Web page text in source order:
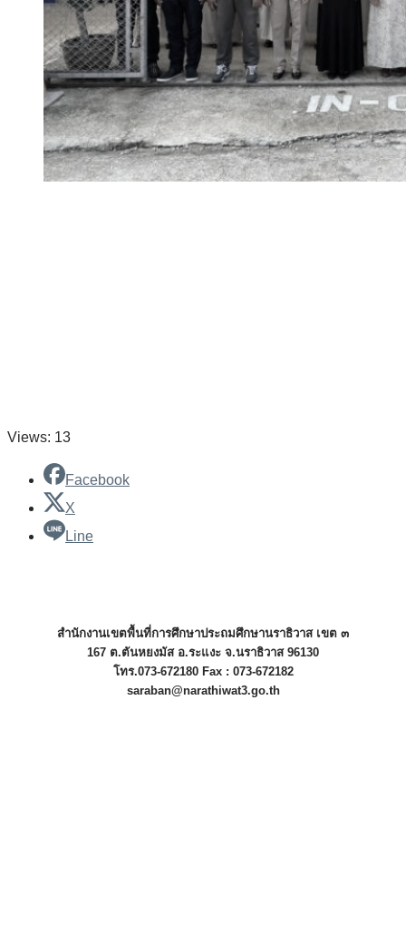
Views: 13
Facebook
X
Line
สำนักงานเขตพื้นที่การศึกษาประถมศึกษานราธิวาส เขต ๓
167 ต.ตันหยงมัส อ.ระแงะ จ.นราธิวาส 96130
โทร.073-672180 Fax : 073-672182
saraban@narathiwat3.go.th